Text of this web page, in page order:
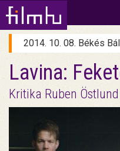
2014. 10. 08. Békés
Lavina:
Kritika Ruben